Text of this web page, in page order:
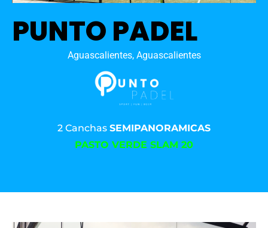
PUNTO PADEL
Aguascalientes, Aguascalientes
2 Canchas SEMIPANORAMICAS
PASTO VERDE SLAM 20